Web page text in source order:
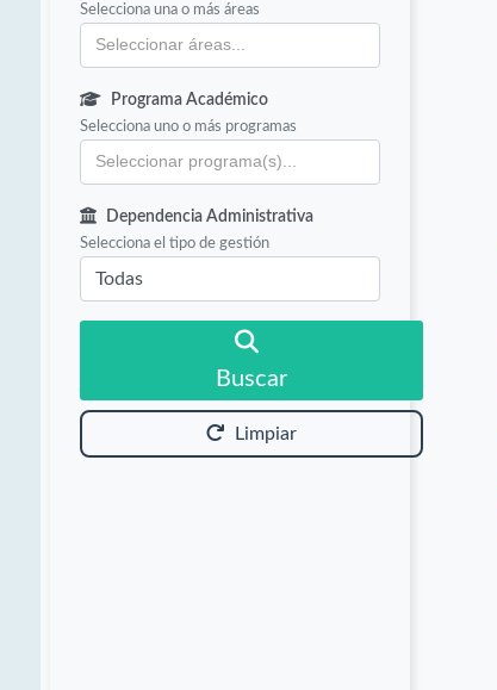
Selecciona una o más áreas
Programa Académico
Selecciona uno o más programas
Dependencia Administrativa
Selecciona el tipo de gestión
Buscar
Limpiar